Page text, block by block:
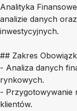
Analityka
analizie danych
inwestycyjnych.
## Zakres
- Analiza danych
rynkowych.
- Przygotowywanie
klientów.